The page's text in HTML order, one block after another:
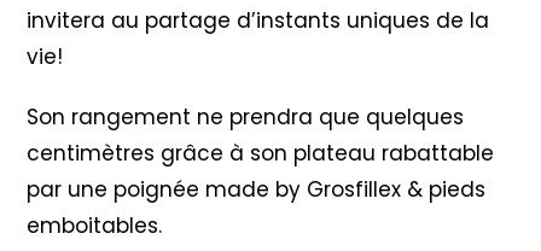
invitera au partage d’instants uniques de la
vie!
Son rangement ne prendra que quelques
centimètres grâce à son plateau rabattable
par une poignée made by Grosfillex & pieds
emboitables.